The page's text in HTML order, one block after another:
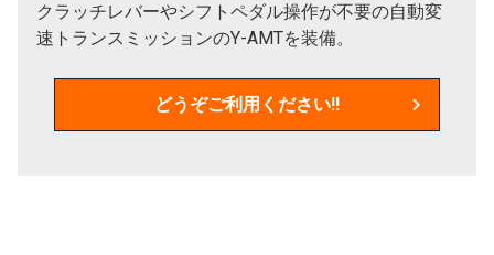
クラッチレバーやシフトペダル操作が不要の自動変
速トランスミッションのY-AMTを装備。
どうぞご利用ください!!